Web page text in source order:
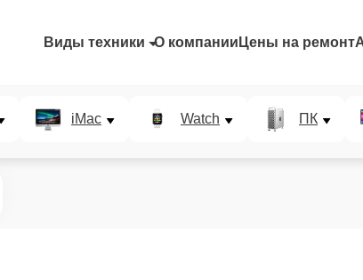
Виды техники О компании Цены на ремонт
iMac Watch ПК